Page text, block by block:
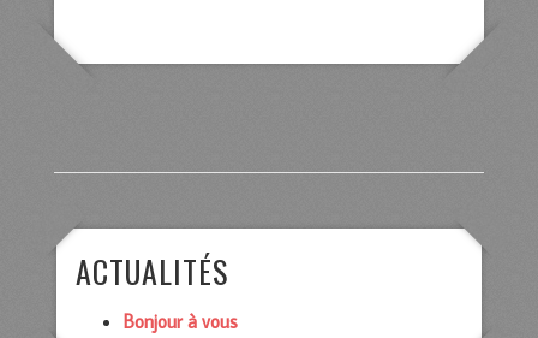
ACTUALITÉS
Bonjour à vous